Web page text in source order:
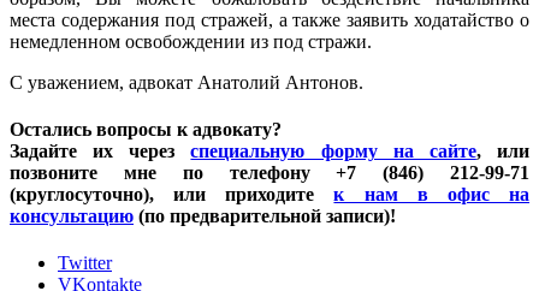
места содержания под стражей, а также заявить ходатайство о
немедленном освобождении из под стражи.
С уважением, адвокат Анатолий Антонов.
Остались вопросы к адвокату?
Задайте их черезспециальную форму на сайте, или
позвоните мне по телефону +7 (846) 212-99-71
(круглосуточно), или приходитек нам в офис на
консультацию (по предварительной записи)!
Twitter
VKontakte